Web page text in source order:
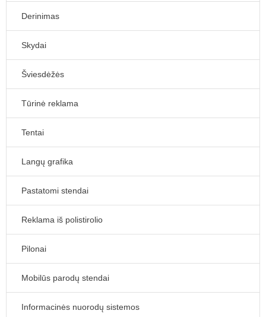
Derinimas
Skydai
Šviesdėžės
Tūrinė reklama
Tentai
Langų grafika
Pastatomi stendai
Reklama iš polistirolio
Pilonai
Mobilūs parodų stendai
Informacinės nuorodų sistemos